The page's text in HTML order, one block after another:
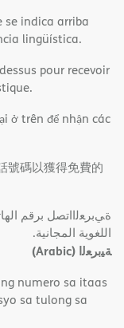
se indica arriba
lingüística.
pour recevoir
ở trên để nhận các
號碼以獲得免費的
ةﻲﺑﺮﻌﻟااﺗﺼﻞ ﺑﺮﻗﻢ
اﻟﻠﻐﻮﯾﺔ اﻟﻤﺠﺎﻧﯿﺔ.
ﺔﯿﺑﺮﻌﻟا (Arabic)
numero sa itaas
sa tulong sa